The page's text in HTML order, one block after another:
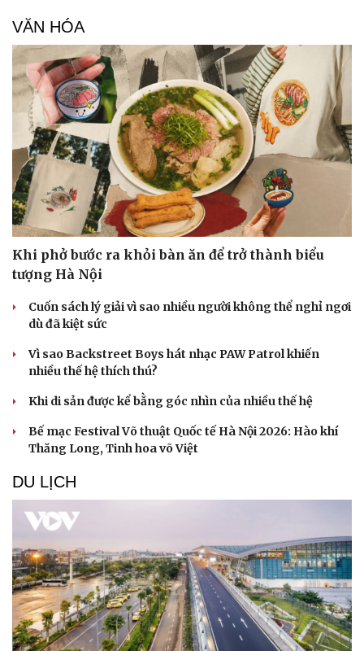
VĂN HÓA
Khi phở bước ra khỏi bàn ăn để trở thành biểu
tượng Hà Nội
Cuốn sách lý giải vì sao nhiều người không thể nghỉ ngơi
dù đã kiệt sức
Vì sao Backstreet Boys hát nhạc PAW Patrol khiến
nhiều thế hệ thích thú?
Khi di sản được kể bằng góc nhìn của nhiều thế hệ
Bế mạc Festival Võ thuật Quốc tế Hà Nội 2026: Hào khí
Thăng Long, Tinh hoa võ Việt
DU LỊCH